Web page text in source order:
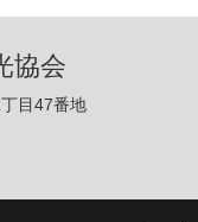
協会
目47番地